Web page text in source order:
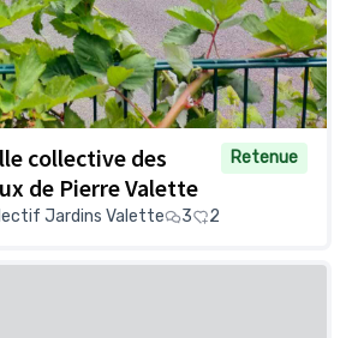
collective des
de Pierre Valette
Retenue
Jardins Valette 3 2